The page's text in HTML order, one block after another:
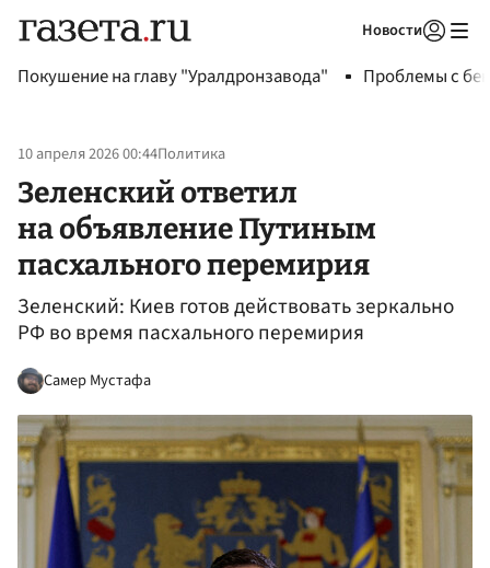
Новости
Покушение на главу "Уралдронзавода" Проблемы с
10 апреля 2026 00:44Политика
Зеленский ответил
на объявление Путиным
пасхального перемирия
Зеленский: Киев готов действовать зеркально
РФ во время пасхального перемирия
Самер Мустафа